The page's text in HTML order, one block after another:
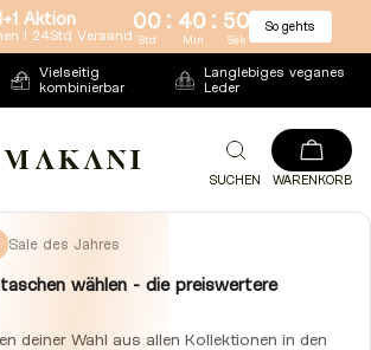
Aktion
l 24Std Versand
00 : 40 : 49
Std Min Sek
So gehts
Vielseitig
kombinierbar
Langlebiges veganes
Leder
SUCHEN WARENKORB
Sale des Jahres
wählen - die preiswertere
deiner Wahl aus allen Kollektionen in den